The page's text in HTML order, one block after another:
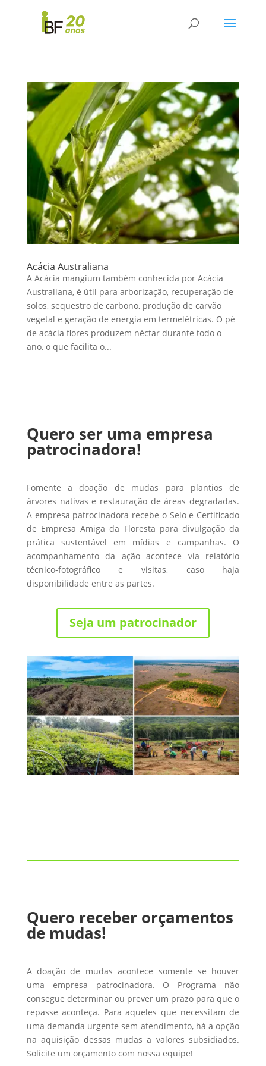
Acácia Australiana
A Acácia mangium também conhecida por Acácia
Australiana, é útil para arborização, recuperação de
solos, sequestro de carbono, produção de carvão
vegetal e geração de energia em termelétricas. O pé
de acácia flores produzem néctar durante todo o
ano, o que facilita o...
Quero ser uma empresa
patrocinadora!
Fomente a doação de mudas para plantios de
árvores nativas e restauração de áreas degradadas.
A empresa patrocinadora recebe o Selo e Certificado
de Empresa Amiga da Floresta para divulgação da
prática sustentável em mídias e campanhas. O
acompanhamento da ação acontece via relatório
técnico-fotográfico e visitas, caso haja
disponibilidade entre as partes.
Seja um patrocinador
Quero receber orçamentos
de mudas!
A doação de mudas acontece somente se houver
uma empresa patrocinadora. O Programa não
consegue determinar ou prever um prazo para que o
repasse aconteça. Para aqueles que necessitam de
uma demanda urgente sem atendimento, há a opção
na aquisição dessas mudas a valores subsidiados.
Solicite um orçamento com nossa equipe!